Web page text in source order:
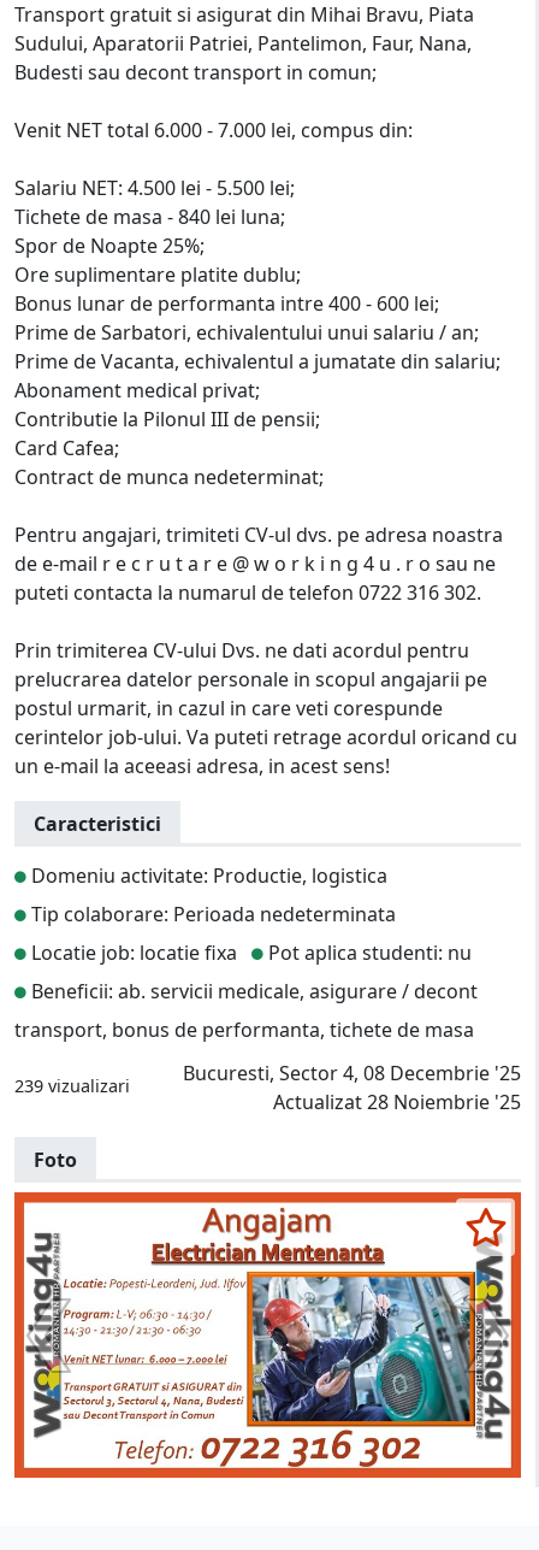
Transport gratuit si asigurat din Mihai Bravu, Piata
Sudului, Aparatorii Patriei, Pantelimon, Faur, Nana,
Budesti sau decont transport in comun;
Venit NET total 6.000 - 7.000 lei, compus din:
Salariu NET: 4.500 lei - 5.500 lei;
Tichete de masa - 840 lei luna;
Spor de Noapte 25%;
Ore suplimentare platite dublu;
Bonus lunar de performanta intre 400 - 600 lei;
Prime de Sarbatori, echivalentului unui salariu / an;
Prime de Vacanta, echivalentul a jumatate din salariu;
Abonament medical privat;
Contributie la Pilonul III de pensii;
Card Cafea;
Contract de munca nedeterminat;
Pentru angajari, trimiteti CV-ul dvs. pe adresa noastra
de e-mail r e c r u t a r e @ w o r k i n g 4 u . r o sau ne
puteti contacta la numarul de telefon 0722 316 302.
Prin trimiterea CV-ului Dvs. ne dati acordul pentru
prelucrarea datelor personale in scopul angajarii pe
postul urmarit, in cazul in care veti corespunde
cerintelor job-ului. Va puteti retrage acordul oricand cu
un e-mail la aceeasi adresa, in acest sens!
Caracteristici
Domeniu activitate: Productie, logistica
Tip colaborare: Perioada nedeterminata
Locatie job: locatie fixa
Pot aplica studenti: nu
Beneficii: ab. servicii medicale, asigurare / decont
transport, bonus de performanta, tichete de masa
239 vizualizari
Bucuresti, Sector 4, 08 Decembrie '25
Actualizat 28 Noiembrie '25
Foto